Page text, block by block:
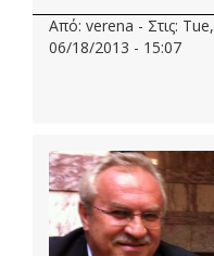
Από: verena - Στις: Tue,
06/18/2013 - 15:07